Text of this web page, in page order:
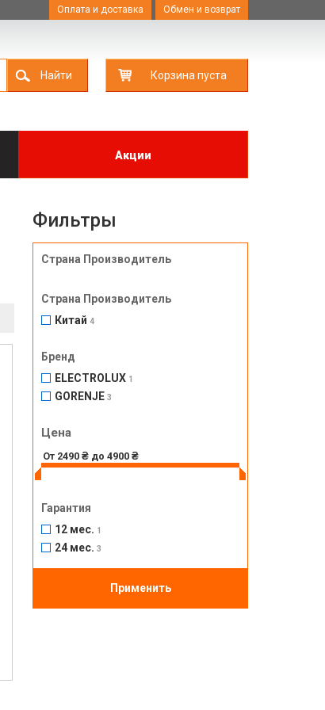
Оплата и доставка Обмен и возврат
Найти Корзина пуста
Акции
Фильтры
Страна Производитель
Страна Производитель
Китай4
Бренд
ELECTROLUX 1
GORENJE3
Цена
Гарантия
12 мес. 1
24 мес.3
Применить